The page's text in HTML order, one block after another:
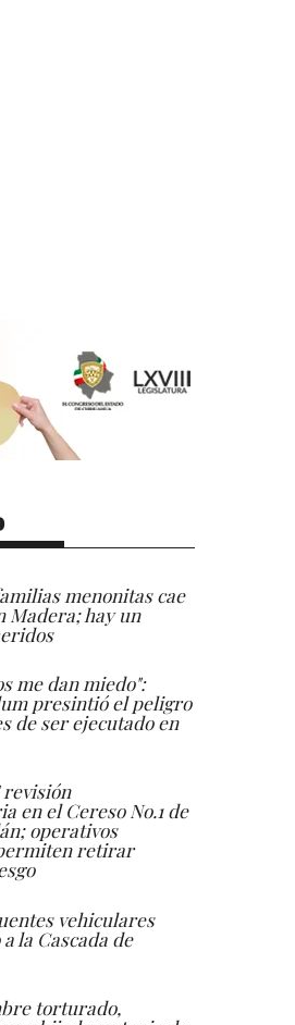
menonitas cae
Madera; hay un
me dan miedo":
presintió el peligro
de ser ejecutado en
revisión
en el Cereso No.1 de
operativos
retirar
vehiculares
la Cascada de
torturado,